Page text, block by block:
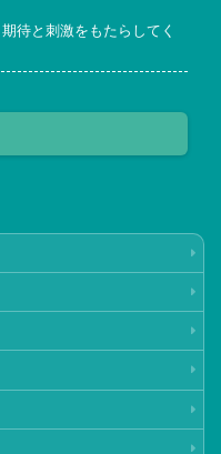
待と刺激をもたらしてく